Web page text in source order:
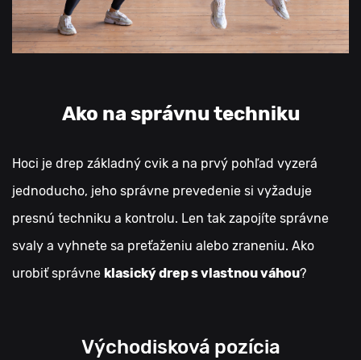
Ako na správnu techniku
Hoci je drep základný cvik a na prvý pohľad vyzerá
jednoducho, jeho správne prevedenie si vyžaduje
presnú techniku a kontrolu. Len tak zapojíte správne
svaly a vyhnete sa preťaženiu alebo zraneniu. Ako
urobiť správne klasický drep s vlastnou váhou?
Východisková pozícia